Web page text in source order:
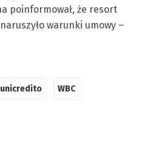
poinformował, że resort
warunki umowy –
unicredito WBC